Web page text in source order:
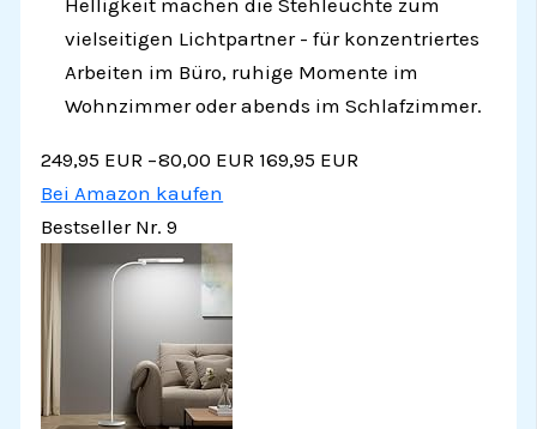
Helligkeit machen die Stehleuchte zum
vielseitigen Lichtpartner - für konzentriertes
Arbeiten im Büro, ruhige Momente im
Wohnzimmer oder abends im Schlafzimmer.
249,95 EUR −80,00 EUR 169,95 EUR
Bei Amazon kaufen
Bestseller Nr. 9